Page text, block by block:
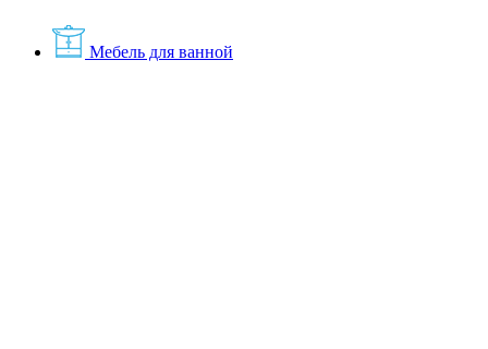
Мебель для ванной